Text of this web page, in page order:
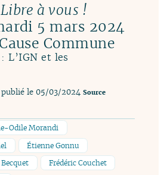
Libre à vous !
5 mars 2024
Commune
L’IGN et les
publié le 05/03/2024 Source
Odile Morandi
Étienne Gonnu
Frédéric Couchet